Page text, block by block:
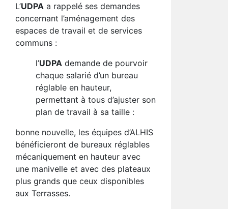
L’UDPA a rappelé ses demandes
concernant l’aménagement des
espaces de travail et de services
communs :
l’UDPA demande de pourvoir
chaque salarié d’un bureau
réglable en hauteur,
permettant à tous d’ajuster son
plan de travail à sa taille :
bonne nouvelle, les équipes d’ALHIS
bénéficieront de bureaux réglables
mécaniquement en hauteur avec
une manivelle et avec des plateaux
plus grands que ceux disponibles
aux Terrasses.